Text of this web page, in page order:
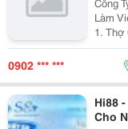
Làm
1. Thợ Cơ Điện :
Hiện
Máy
0902 *** ***
Hi88
Cho